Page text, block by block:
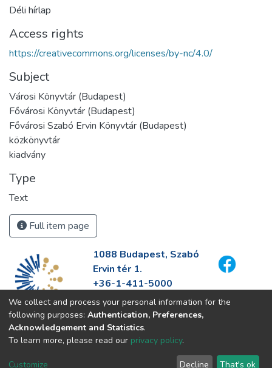
Déli hírlap
Access rights
https://creativecommons.org/licenses/by-nc/4.0/
Subject
Városi Könyvtár (Budapest)
Fővárosi Könyvtár (Budapest)
Fővárosi Szabó Ervin Könyvtár (Budapest)
közkönyvtár
kiadvány
Type
Text
Full item page
1088 Budapest, Szabó
Ervin tér 1.
+36-1-411-5000
info@fszek.hu
https://fszek.hu
We collect and process your personal information for the
following purposes: Authentication, Preferences,
Acknowledgement and Statistics.
To learn more, please read our privacy policy.
Customize Decline That's ok